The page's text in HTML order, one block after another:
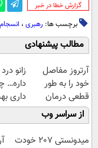
‌گزارش خطا در خبر
برچسب ها: رهبری ،
مطالب پیشنهادی
آرتروز مفاصل
خود را به طور
قطعی درمان
کنید!
◗پرسش‌نامه◖
زانو
داره…
داری
از سراسر وب
میدونستی 207 خودت